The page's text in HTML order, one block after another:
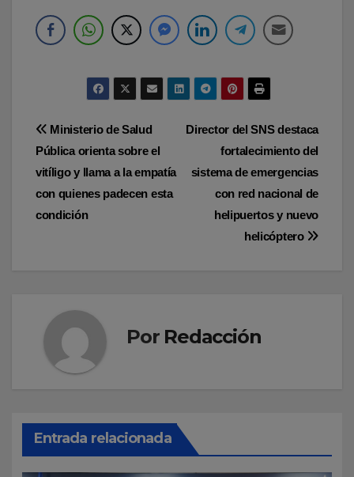
Navegación
de
entradas
Director del SNS destaca
fortalecimiento del
sistema de emergencias
con red nacional de
helipuertos y nuevo
helicóptero
Ministerio de Salud
Pública orienta sobre el
vitíligo y llama a la empatía
con quienes padecen esta
condición
Por Redacción
Entrada relacionada